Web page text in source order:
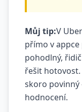
Můj tip:V
přímo v appce
pohodlný,
řešit hotovost.
skoro povinný
hodnocení.